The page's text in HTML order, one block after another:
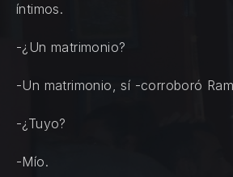
íntimos.
-¿Un matrimonio?
-Un matrimonio, sí -corroboró
-¿Tuyo?
-Mío.